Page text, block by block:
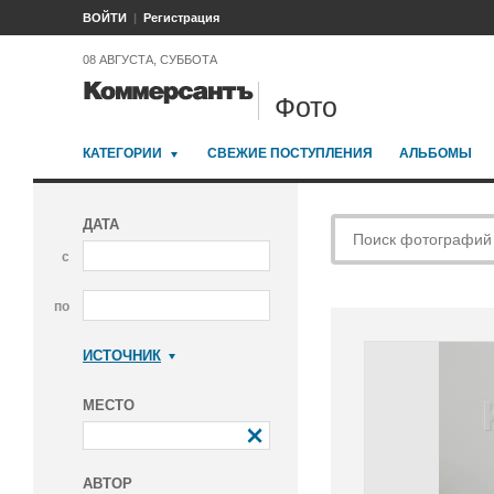
ВОЙТИ Регистрация
08 АВГУСТА, СУББОТА
Фото
КАТЕГОРИИ СВЕЖИЕ ПОСТУПЛЕНИЯ АЛЬБОМЫ
ДАТА
с
по
ИСТОЧНИК
МЕСТО
АВТОР